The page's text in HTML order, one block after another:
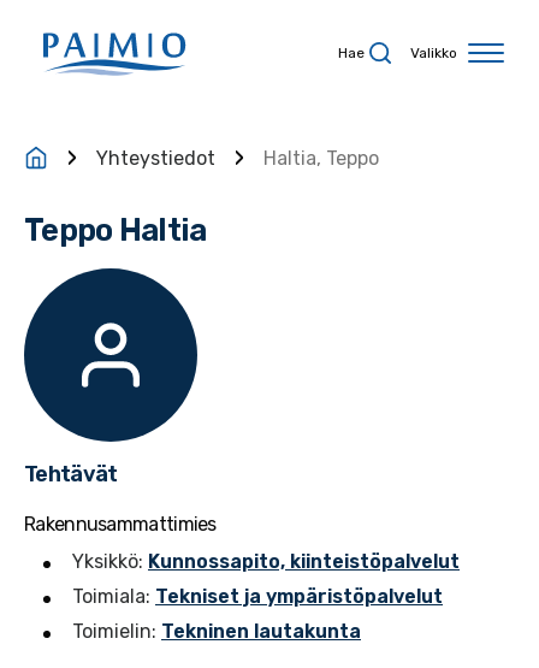
Hae Valikko
Yhteystiedot Haltia, Teppo
Teppo Haltia
Tehtävät
Rakennusammattimies
Yksikkö: Kunnossapito, kiinteistöpalvelut
Toimiala: Tekniset ja ympäristöpalvelut
Toimielin: Tekninen lautakunta